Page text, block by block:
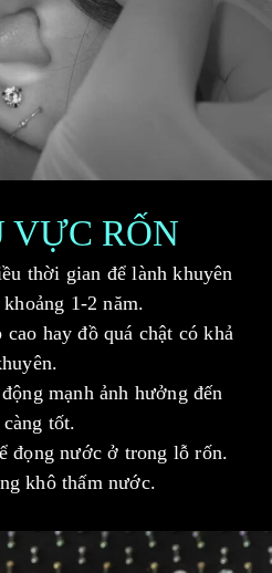
VỰC RỐN
thời gian để lành khuyên
1-2 năm.
cao hay đồ quá chật có khả
mạnh ảnh hưởng đến
tốt.
đọng nước ở trong lỗ rốn.
khô thấm nước.